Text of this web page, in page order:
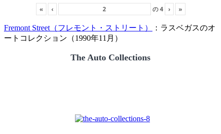
« ‹ の4 › »
Fremont Street（フレモント・ストリート）
：ラスベガスのオ
ートコレクション（1990年11月）
The Auto Collections